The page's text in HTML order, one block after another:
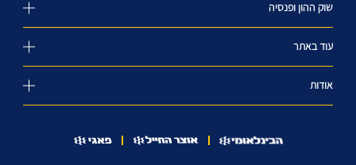
שוק ההון ופנסיה
עוד באתר
אודות